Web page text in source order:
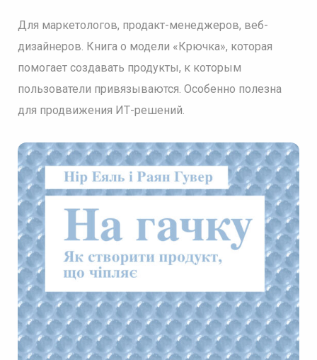
Для маркетологов, продакт-менеджеров, веб-
дизайнеров. Книга о модели «Крючка», которая
помогает создавать продукты, к которым
пользователи привязываются. Особенно полезна
для продвижения ИТ-решений.